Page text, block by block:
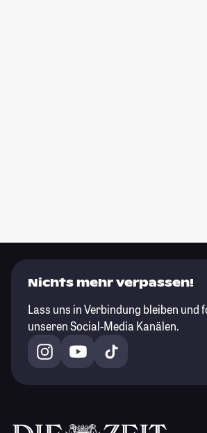
Nichts mehr verpassen!
Lass uns in Verbindung bleiben und
unseren Social-Media Kanälen.